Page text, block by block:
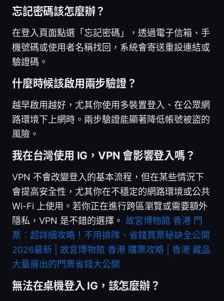
忘記密碼該怎麼辦？
在登入頁面點選「忘記密碼」，透過電子信箱、手
機號碼或使用者名稱找回，系統會寄送重設連結或
驗證碼。
什麼時候該啟用兩步驗證？
越早啟用越好，尤其你使用多裝置登入、在公眾網
路環境下上網時。兩步驗證能顯著降低帳號被盜的
風險。
我在台灣使用 IG，VPN 會影響登入嗎？
VPN 不會改變登入的基本流程，但在某些情況下
會提高安全性，尤其你在不穩定的網路環境或公共
Wi-Fi 上使用。若你正在進行跨區瀏覽或需要額外
隱私，VPN 是不錯的選擇。 故宮博物館 香港 門
票：超詳細攻略！不用排隊、省錢買票秘訣全公開
2026最新 | 故宮博物館 香港 購票攻略 | 香港 藏品
大量展出的門票省錢大公開
無法在桌機登入 IG，該怎麼辦？